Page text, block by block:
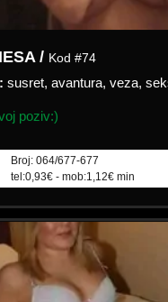
/Kod #74
susret, avantura, veza, seks
poziv:)
tel:0,93€ - mob:1,12€ min